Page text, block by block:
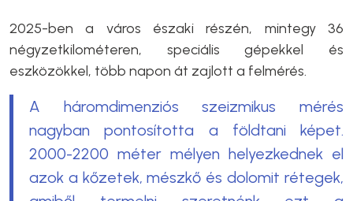
2025-ben a város északi részén, mintegy 36
négyzetkilométeren, speciális gépekkel és
eszközökkel, több napon át zajlott a felmérés.
A háromdimenziós szeizmikus mérés
nagyban pontosította a földtani képet.
2000-2200 méter mélyen helyezkednek el
azok a kőzetek, mészkő és dolomit rétegek,